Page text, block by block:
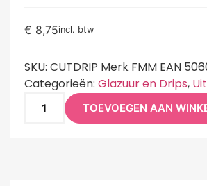
€ 8,75incl. btw
SKU: CUTDRIP Merk FMM EAN
Categorieën: Glazuur en Drips,
TOEVOEGEN AAN